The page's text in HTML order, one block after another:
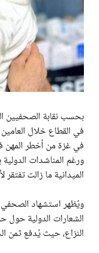
بحسب نقابة الصحفيين
في غزة من أخطر المهن
ورغم المناشدات الدولية
الميدانية ما زالت تفتقر
ويُظهر استشهاد
الشعارات الدولية حول
النزاع، حيث يُدفع ثمن